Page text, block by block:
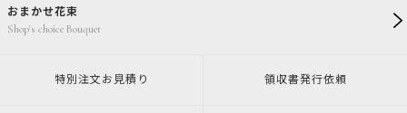
おまかせ花束
Shop's choice Bouquet
特別注文 お見積り 領収書発行依頼